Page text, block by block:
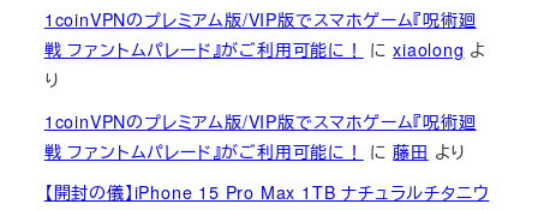
1coinVPNのプレミアム版/VIP版でスマホゲーム『呪術廻
戦 ファントムパレード』がご利用可能に！
にxiaolong よ
り
1coinVPNのプレミアム版/VIP版でスマホゲーム『呪術廻
戦 ファントムパレード』がご利用可能に！
に藤田 より
【開封の儀】iPhone 15 Pro Max 1TB ナチュラルチタニウ